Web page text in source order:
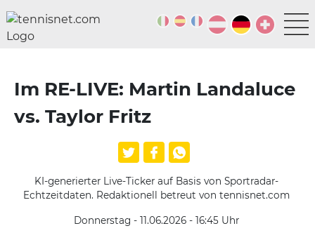
Im RE-LIVE: Martin Landaluce
vs. Taylor Fritz
KI-generierter Live-Ticker auf Basis von Sportradar-
Echtzeitdaten. Redaktionell betreut von tennisnet.com
Donnerstag - 11.06.2026 - 16:45 Uhr